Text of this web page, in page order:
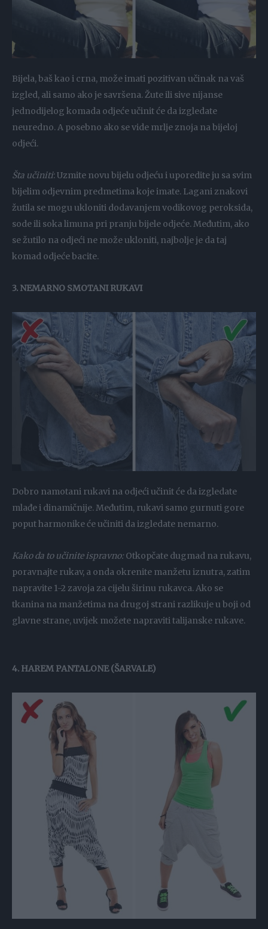
Bijela, baš kao i crna, može imati pozitivan učinak na vaš
izgled, ali samo ako je savršena. Žute ili sive nijanse
jednodijelog komada odjeće učinit će da izgledate
neuredno. A posebno ako se vide mrlje znoja na bijeloj
odjeći.
Šta učiniti: Uzmite novu bijelu odjeću i uporedite ju sa svim
bijelim odjevnim predmetima koje imate. Lagani znakovi
žutila se mogu ukloniti dodavanjem vodikovog peroksida,
sode ili soka limuna pri pranju bijele odjeće. Međutim, ako
se žutilo na odjeći ne može ukloniti, najbolje je da taj
komad odjeće bacite.
3. NEMARNO SMOTANI RUKAVI
Dobro namotani rukavi na odjeći učinit će da izgledate
mlađe i dinamičnije. Međutim, rukavi samo gurnuti gore
poput harmonike će učiniti da izgledate nemarno.
Kako da to učinite ispravno: Otkopčate dugmad na rukavu,
poravnajte rukav, a onda okrenite manžetu iznutra, zatim
napravite 1-2 zavoja za cijelu širinu rukavca. Ako se
tkanina na manžetima na drugoj strani razlikuje u boji od
glavne strane, uvijek možete napraviti talijanske rukave.
4. HAREM PANTALONE (ŠARVALE)